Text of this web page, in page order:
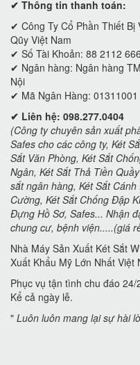
✔ Thông tin thanh toán:
✔ Công Ty Cổ Phần Thiết
Qũy Việt Nam
✔ Số Tài Khoản: 88 2112
✔ Ngân hàng: Ngân hàng
Nội
✔ Mã Ngân Hàng: 01311001
✔ Liên hệ: 098.277.0404
(Công ty chuyên sản xuất
Safes cho các công ty, Két
Sắt Văn Phòng, Két Sắt
Ngân, Két Sắt Thả Tiền
sắt ngân hàng, Két Sắt
Cường, Két Sắt Chống Đập
Đựng Hồ Sơ, Safes... Nhận
chung cư, bệnh viện.....(giá
Nhà Máy Sản Xuất Két Sắt
Xuất Khẩu Mỹ Lớn Nhất Việt
Phục vụ tận tình chu đáo 24/
Kể cả ngày lễ.
" Luôn luôn mang lại sự hài